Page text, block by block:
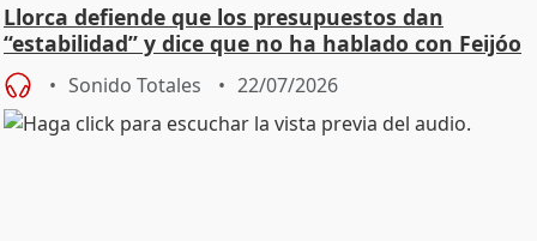
Llorca defiende que los presupuestos dan
“estabilidad” y dice que no ha hablado con Feijóo
Sonido Totales 22/07/2026